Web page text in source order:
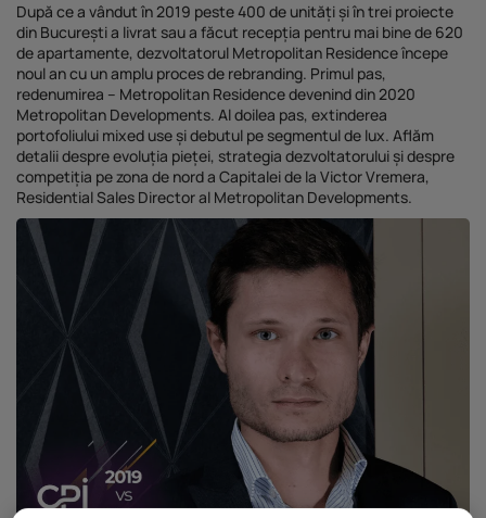
Investiții imobiliare de peste 425...
20 noiembrie 2025 4 Min
După ce a vândut în 2019 peste 400 de unități și în trei proiecte
din București a livrat sau a făcut recepția pentru mai bine de 620
de apartamente, dezvoltatorul Metropolitan Residence începe
noul an cu un amplu proces de rebranding. Primul pas,
redenumirea – Metropolitan Residence devenind din 2020
Metropolitan Developments. Al doilea pas, extinderea
portofoliului mixed use și debutul pe segmentul de lux. Aflăm
detalii despre evoluția pieței, strategia dezvoltatorului și despre
competiția pe zona de nord a Capitalei de la Victor Vremera,
Residential Sales Director al Metropolitan Developments.